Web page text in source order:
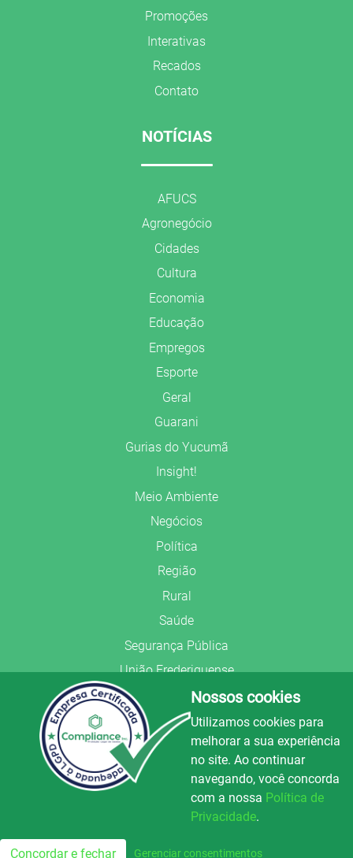
Promoções
Interativas
Recados
Contato
NOTÍCIAS
AFUCS
Agronegócio
Cidades
Cultura
Economia
Educação
Empregos
Esporte
Geral
Guarani
Gurias do Yucumã
Insight!
Meio Ambiente
Negócios
Política
Região
Rural
Saúde
Segurança Pública
União Frederiquense
© Copyright 2022.LA+.
Todos os direitos reservados.
Preparado no
100.3
Nossos cookies
Utilizamos cookies para
melhorar a sua experiência
no site. Ao continuar
navegando, você concorda
com a nossa Política de
Privacidade.
Concordar e fechar Gerenciar consentimentos